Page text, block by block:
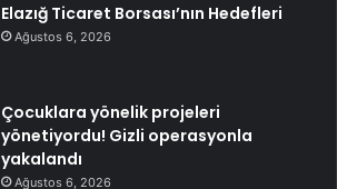
Elazığ Ticaret Borsası’nın Hedefleri
Ağustos 6, 2026
Çocuklara yönelik projeleri
yönetiyordu! Gizli operasyonla
yakalandı
Ağustos 6, 2026